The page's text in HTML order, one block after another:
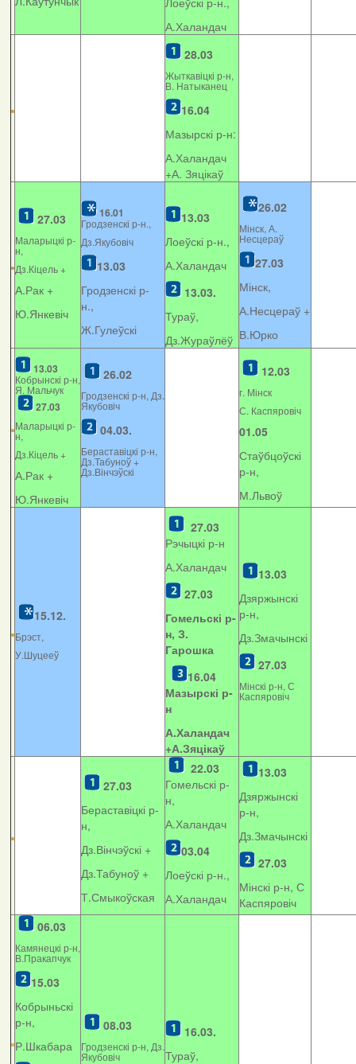
А.Халандач
28.03
Жыткавіцкі р-н,
В. Натыканец
16.04
Мазырскі р-н:
А.Халандач
+А. Зяцікаў
27.03
Маларыцкі р-
н,
Дз.Кіцель +
А.Рак +
Ю.Янкевіч
16.01
Гродзенскі р-н.,
Дз.Якубовіч
13.03
Гродзенскі р-
н.,
Ж.Гулеўскі
13.03
Лоеўскі р-н.,
А.Халандач
13.03.
Тураў,
Дз.Жураўлёў
26.02
Мінск, А.
Несцераў
27.03
Мінск,
А.Несцераў +
В.Юрко
13.03
Кобрынскі р-н,
Я. Мальчук
27.03
Маларыцкі р-
н,
Дз.Кіцель +
А.Рак +
Ю.Янкевіч
26.02
Гродзенскі р-н, Дз.
Якубовіч
04.03.
Бераставіцкі р-н,
Дз.Табуноў +
Дз.Вінчэўскі
12.03
г. Мінск
С. Каспяровіч
01.05
Стаўбцоўскі
р-н,
М.Львоў
15.12.
Брэст,
У.Шуцееў
27.03
Рэчыцкі р-н
А.Халандач
27.03
Гомельскі р-
н, З.
Гарошка
16.04
Мазырскі р-
н
А.Халандач
+А.Зяцікаў
13.03
Дзяржынскі
р-н,
Дз.Змачынскі
27.03
Мінскі р-н, С
Каспяровіч
27.03
Бераставіцкі р-
н,
Дз.Вінчэўскі +
Дз.Табуноў +
Т.Смыкоўская
22.03
Гомельскі р-
н,
А.Халандач
03.04
Лоеўскі р-н.,
А.Халандач
13.03
Дзяржынскі
р-н,
Дз.Змачынскі
27.03
Мінскі р-н, С
Каспяровіч
06.03
Камянецкі р-н,
В.Пракапчук
15.03
Кобрыньскі
р-н,
Р.Шкабара
08.03
Гродзенскі р-н, Дз.
Якубовіч
16.03.
Тураў,